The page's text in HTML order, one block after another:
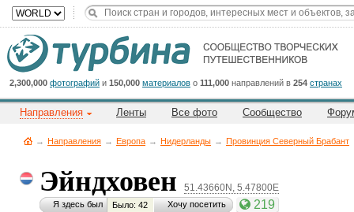
2,300,000 фотографий и 150,000 материалов о 111,000 направлений в 254 странах
Направления Ленты Все фото Сообщество
→ Направления → Европа → Нидерланды → Провинция Северный Брабант
Эйндховен 51.43660N, 5.47800E
Я здесь был Было: 42 Хочу посетить 219
Cейчас
на
сайте:
Title
Button